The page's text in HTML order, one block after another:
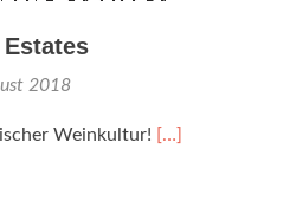
2018
Weinkultur! […]